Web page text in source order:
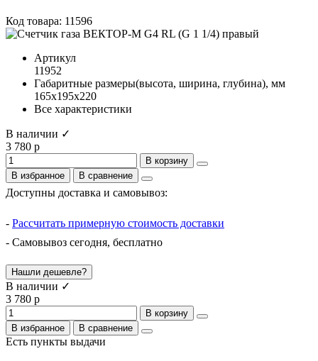
Код товара: 11596
Артикул
11952
Габаритные размеры(высота, ширина, глубина), мм
165x195x220
Все характеристики
В наличии ✓
3 780 р
В корзину
В избранное
В сравнение
Доступны доставка и самовывоз:
- Рассчитать примерную стоимость доставки
- Самовывоз сегодня, бесплатно
Нашли дешевле?
В наличии ✓
3 780 р
В корзину
В избранное
В сравнение
Есть пункты выдачи